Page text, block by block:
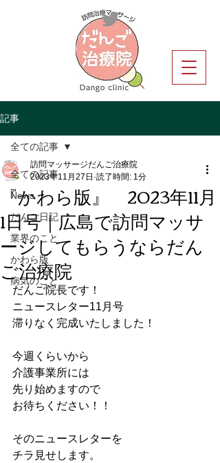
記事
全ての記事
News
だんご日記
業界のこと
かわら版
病気のこと
全ての記事
『かわら版』 2023年11月
1日号｜広島で訪問マッサ
ージしてもらうならだん
ご治療院
訪問マッサージだんご治療院
2023年11月27日 読了時間: 1分
だんご院長です！
ニュースレター11月号
滞りなく完成いたしました！
今週くらいから
介護事業所には
先り始めますので
お待ちください！！
そのニュースレターを
チラ見せします。